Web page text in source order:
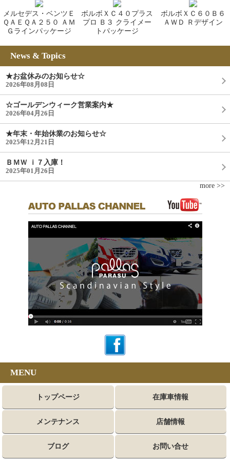
メルセデス・ベンツＥ
ＱＡＥＱＡ２５０ ＡＭ
Ｇラインパッケージ
ボルボＸＣ４０プラス
プロ Ｂ３ クライメー
トパッケージ
ボルボＸＣ６０Ｂ６
ＡＷＤ Ｒデザイン
News & Topics
★お盆休みのお知らせ☆
2026年08月08日
☆ゴールデンウィーク営業案内★
2026年04月26日
★年末・年始休業のお知らせ☆
2025年12月21日
ＢＭＷ ｉ７入庫！
2025年01月26日
more >>
MENU
トップページ 在庫車情報
メンテナンス 店舗情報
ブログ お問い合せ